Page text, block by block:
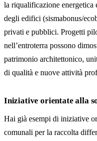
la riqualificazione energetica
degli edifici (sismabonus/
privati e pubblici. Progetti
nell’entroterra possono
patrimonio architettonico,
di qualità e nuove attività
Iniziative orientate alla
Hai già esempi di iniziative
comunali per la raccolta